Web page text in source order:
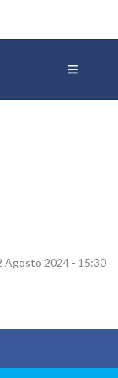
Agosto 2024 - 15:30